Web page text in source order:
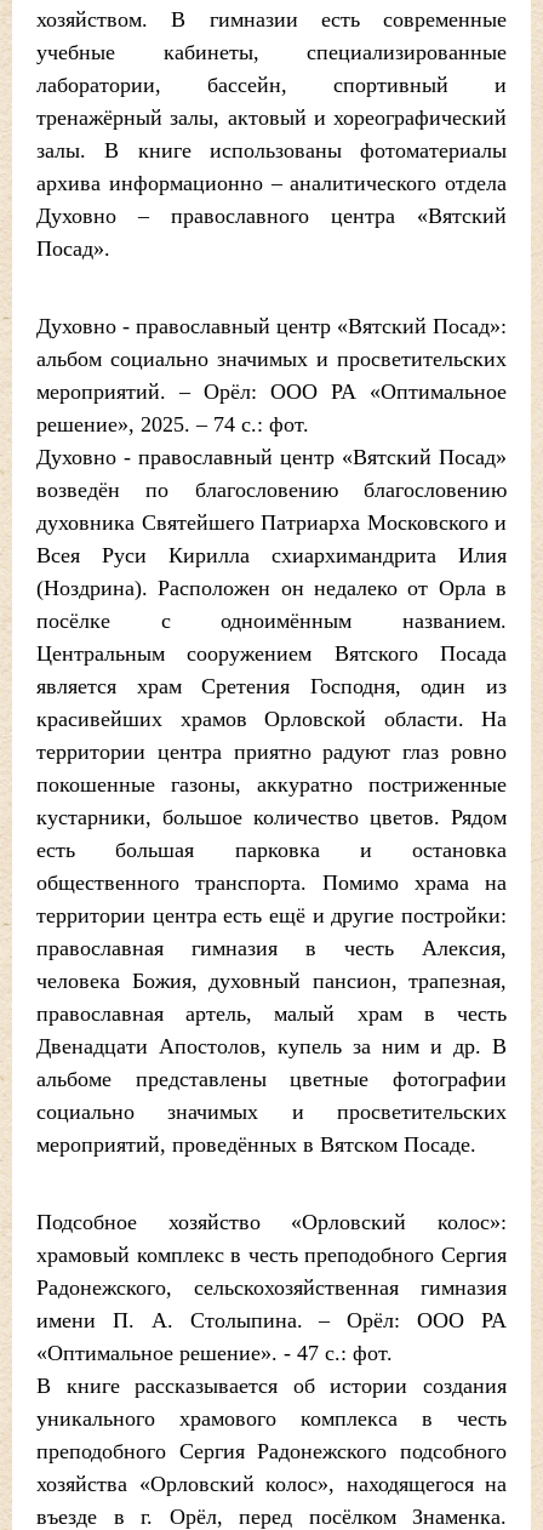
хозяйством. В гимназии есть современные
учебные кабинеты, специализированные
лаборатории, бассейн, спортивный и
тренажёрный залы, актовый и хореографический
залы. В книге использованы фотоматериалы
архива информационно – аналитического отдела
Духовно – православного центра «Вятский
Посад».
Духовно - православный центр «Вятский Посад»:
альбом социально значимых и просветительских
мероприятий. – Орёл: ООО РА «Оптимальное
решение», 2025. – 74 с.: фот.
Духовно - православный центр «Вятский Посад»
возведён по благословению благословению
духовника Святейшего Патриарха Московского и
Всея Руси Кирилла схиархимандрита Илия
(Ноздрина). Расположен он недалеко от Орла в
посёлке с одноимённым названием.
Центральным сооружением Вятского Посада
является храм Сретения Господня, один из
красивейших храмов Орловской области. На
территории центра приятно радуют глаз ровно
покошенные газоны, аккуратно постриженные
кустарники, большое количество цветов. Рядом
есть большая парковка и остановка
общественного транспорта. Помимо храма на
территории центра есть ещё и другие постройки:
православная гимназия в честь Алексия,
человека Божия, духовный пансион, трапезная,
православная артель, малый храм в честь
Двенадцати Апостолов, купель за ним и др. В
альбоме представлены цветные фотографии
социально значимых и просветительских
мероприятий, проведённых в Вятском Посаде.
Подсобное хозяйство «Орловский колос»:
храмовый комплекс в честь преподобного Сергия
Радонежского, сельскохозяйственная гимназия
имени П. А. Столыпина. – Орёл: ООО РА
«Оптимальное решение». - 47 с.: фот.
В книге рассказывается об истории создания
уникального храмового комплекса в честь
преподобного Сергия Радонежского подсобного
хозяйства «Орловский колос», находящегося на
въезде в г. Орёл, перед посёлком Знаменка.